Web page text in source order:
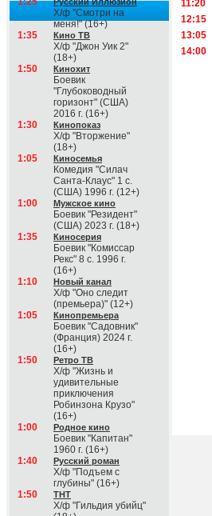
Х/ф "Смотри на
меня!" (16+)
1:35
Кино ТВ
Х/ф "Джон Уик 2"
(18+)
1:50
Кинохит
Боевик
"Глубоководный
горизонт" (США)
2016 г. (16+)
1:30
Кинопоказ
Х/ф "Вторжение"
(18+)
1:05
Киносемья
Комедия "Силач
Санта-Клаус" 1 с.
(США) 1996 г. (12+)
1:00
Мужское кино
Боевик "Резидент"
(США) 2023 г. (18+)
1:35
Киносерия
Боевик "Комиссар
Рекс" 8 с. 1996 г.
(16+)
1:10
Новый канал
Х/ф "Оно следит
(премьера)" (12+)
1:05
Кинопремьера
Боевик "Садовник"
(Франция) 2024 г.
(16+)
1:50
Ретро ТВ
Х/ф "Жизнь и
удивительные
приключения
Робинзона Крузо"
(16+)
1:00
Родное кино
Боевик "Капитан"
1960 г. (16+)
1:40
Русский роман
Х/ф "Подъем с
глубины" (16+)
1:50
ТНТ
Х/ф "Гильдия убийц"
11:20
12:15
13:05
14:00